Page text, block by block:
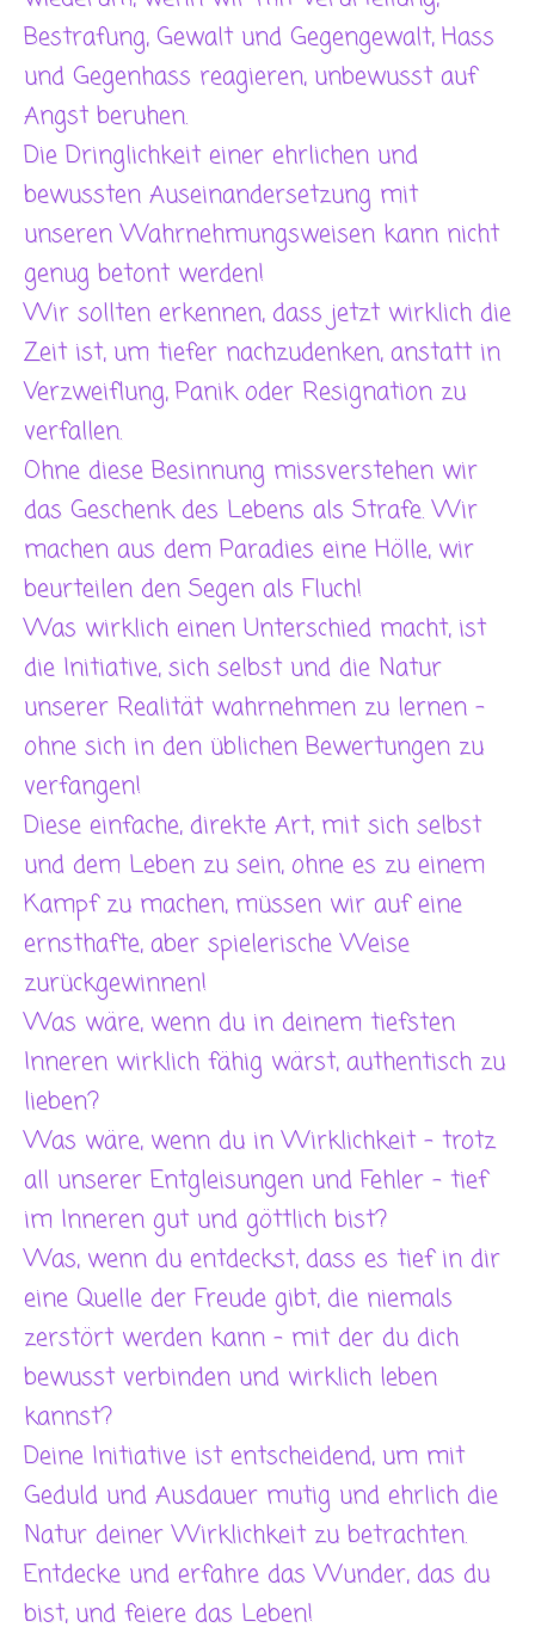
Bestrafung, Gewalt und Gegengewalt, Hass
und Gegenhass reagieren, unbewusst auf
Angst beruhen.
Die Dringlichkeit einer ehrlichen und
bewussten Auseinandersetzung mit
unseren Wahrnehmungsweisen kann nicht
genug betont werden!
Wir sollten erkennen, dass jetzt wirklich die
Zeit ist, um tiefer nachzudenken, anstatt in
Verzweiflung, Panik oder Resignation zu
verfallen.
Ohne diese Besinnung missverstehen wir
das Geschenk des Lebens als Strafe. Wir
machen aus dem Paradies eine Hölle, wir
beurteilen den Segen als Fluch!
Was wirklich einen Unterschied macht, ist
die Initiative, sich selbst und die Natur
unserer Realität wahrnehmen zu lernen –
ohne sich in den üblichen Bewertungen zu
verfangen!
Diese einfache, direkte Art, mit sich selbst
und dem Leben zu sein, ohne es zu einem
Kampf zu machen, müssen wir auf eine
ernsthafte, aber spielerische Weise
zurückgewinnen!
Was wäre, wenn du in deinem tiefsten
Inneren wirklich fähig wärst, authentisch zu
lieben?
Was wäre, wenn du in Wirklichkeit – trotz
all unserer Entgleisungen und Fehler – tief
im Inneren gut und göttlich bist?
Was, wenn du entdeckst, dass es tief in dir
eine Quelle der Freude gibt, die niemals
zerstört werden kann – mit der du dich
bewusst verbinden und wirklich leben
kannst?
Deine Initiative ist entscheidend, um mit
Geduld und Ausdauer mutig und ehrlich die
Natur deiner Wirklichkeit zu betrachten.
Entdecke und erfahre das Wunder, das du
bist, und feiere das Leben!